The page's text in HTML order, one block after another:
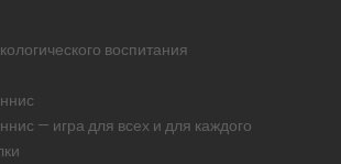
воспитания
— игра для всех и для каждого